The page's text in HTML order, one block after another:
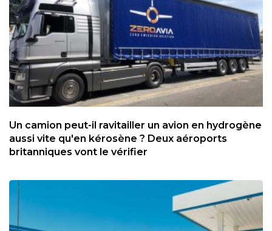
Un camion peut-il ravitailler un avion en hydrogène
aussi vite qu'en kérosène ? Deux aéroports
britanniques vont le vérifier